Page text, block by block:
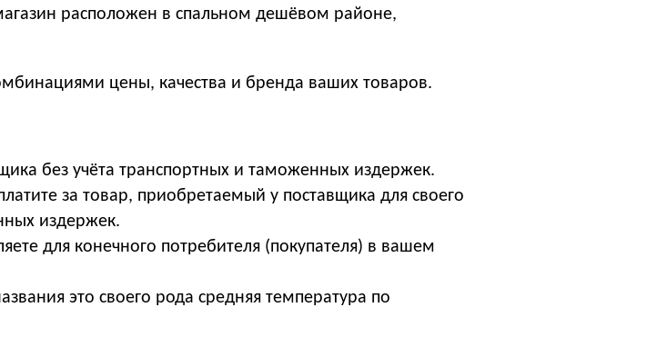
расположен в спальном дешёвом районе,
цены, качества и бренда ваших товаров.
без учёта транспортных и таможенных издержек.
за товар, приобретаемый у поставщика для своего
издержек.
для конечного потребителя (покупателя) в вашем
это своего рода средняя температура по